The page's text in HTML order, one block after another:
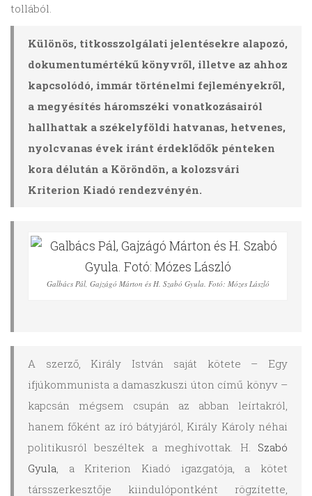
tollából.
Különös, titkosszolgálati jelentésekre alapozó,
dokumentumértékű könyvről, illetve az ahhoz
kapcsolódó, immár történelmi fejleményekről,
a megyésítés háromszéki vonatkozásairól
hallhattak a székelyföldi hatvanas, hetvenes,
nyolcvanas évek iránt érdeklődők pénteken
kora délután a Köröndön, a kolozsvári
Kriterion Kiadó rendezvényén.
Galbács Pál, Gajzágó Márton és H. Szabó Gyula. Fotó: Mózes László
A szerző, Király István saját kötete – Egy
ifjúkommunista a damaszkuszi úton című könyv –
kapcsán mégsem csupán az abban leírtakról,
hanem főként az író bátyjáról, Király Károly néhai
politikusról beszéltek a meghívottak. H. Szabó
Gyula , a Kriterion Kiadó igazgatója, a kötet
társszerkesztője kiindulópontként rögzítette,